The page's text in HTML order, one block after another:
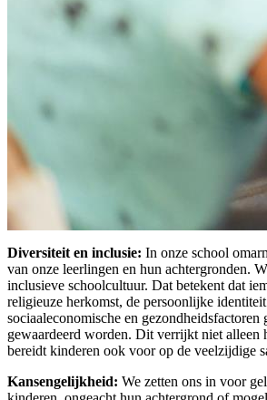
Diversiteit en inclusie: In onze school
van onze leerlingen en hun achtergronden.
inclusieve schoolcultuur. Dat betekent dat
religieuze herkomst, de persoonlijke identiteit
sociaaleconomische en gezondheidsfactoren
gewaardeerd worden. Dit verrijkt niet alleen
bereidt kinderen ook voor op de veelzijdige
Kansengelijkheid: We zetten ons in voor